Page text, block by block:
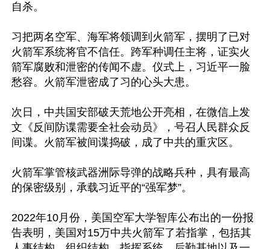
自杀。
习把两名空军、海军将领调到火箭军，摆明了已对
火箭军系统将官不信任。跨军种调任主将，证实火
箭军腐败和泄密的传闻不虚。仪式上，习近平一脸
愁容。火箭军泄密成了习的心头大患。
次日，中共国安部破天荒地公开亮相，在微信上发
文《反间防谍需要全社会动员》，号召人民群众反
间谍。火箭军被间谍捣破，成了中共的重灾区。
火箭军掌管核武器洲际导弹的战略兵种，具有最高
的保密级别，承载习近平的“强军梦”。
2022年10月份，美国空军大学智库公布出的一份报
告表明，美国对15万中共火箭军了若指掌，包括其